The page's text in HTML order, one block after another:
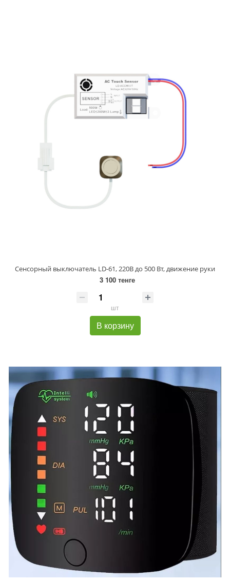
Сенсорный выключатель LD-61, 220В до 500 Вт, движение руки
3 100 тенге
шт
В корзину